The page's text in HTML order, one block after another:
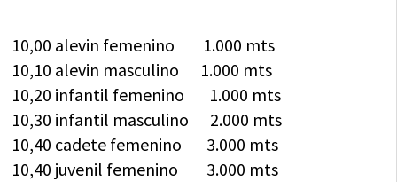
10,00 alevin femenino 1.000 mts
10,10 alevin masculino 1.000 mts
10,20 infantil femenino 1.000 mts
10,30 infantil masculino 2.000 mts
10,40 cadete femenino 3.000 mts
10,40 juvenil femenino 3.000 mts